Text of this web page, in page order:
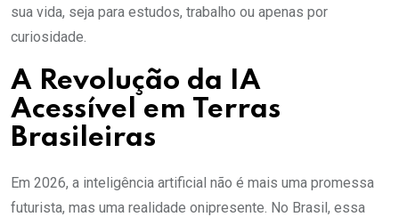
sua vida, seja para estudos, trabalho ou apenas por
curiosidade.
A Revolução da IA
Acessível em Terras
Brasileiras
Em 2026, a inteligência artificial não é mais uma promessa
futurista, mas uma realidade onipresente. No Brasil, essa